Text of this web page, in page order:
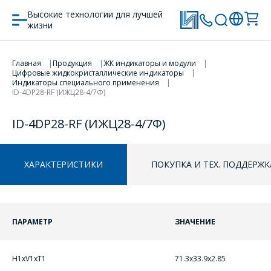
Высокие технологии для лучшей
жизни
Главная Продукция
ЖК индикаторы и модули
Цифровые жидкокристаллические индикаторы
Индикаторы специального применения
ID-4DP28-RF (ИЖЦ28-4/7Ф)
ID-4DP28-RF (ИЖЦ28-4/7Ф)
ХАРАКТЕРИСТИКИ ПОКУПКА И ТЕХ.
ПАРАМЕТР ЗНАЧЕНИЕ
H1xV1xT1 71.3x33.9x2.85
ПЕРЕЙТИ В КОРЗИНУ